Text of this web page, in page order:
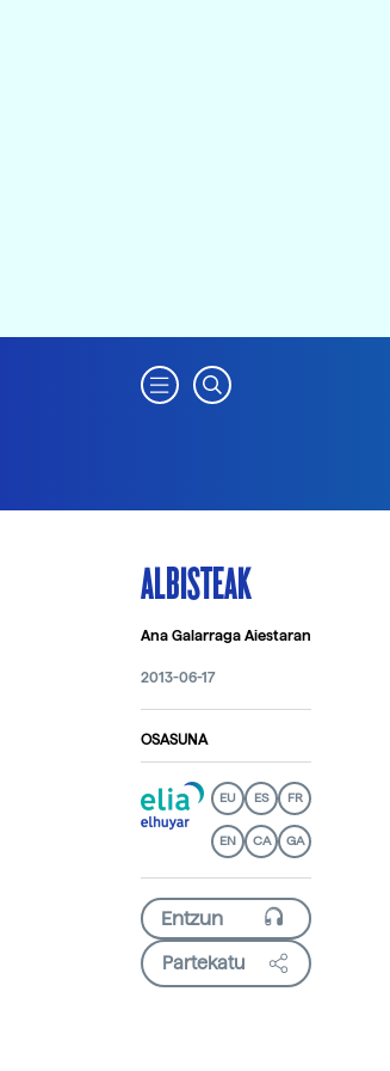
ALBISTEAK
Ana Galarraga Aiestaran
2013-06-17
OSASUNA
EU ES FR
EN CA GA
Partekatu